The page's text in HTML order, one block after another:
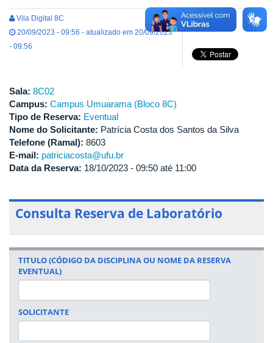
Vila Digital 8C
20/09/2023 - 09:56 - atualizado em 20/09/2023
- 09:56
Sala: 8C02
Campus: Campus Umuarama (Bloco 8C)
Tipo de Reserva: Eventual
Nome do Solicitante: Patrícia Costa dos Santos da Silva
Telefone (Ramal): 8603
E-mail: patriciacosta@ufu.br
Data da Reserva: 18/10/2023 - 09:50 até 11:00
Consulta Reserva de Laboratório
TITULO (CÓDIGO DA DISCIPLINA OU NOME DA RESERVA
EVENTUAL)
SOLICITANTE